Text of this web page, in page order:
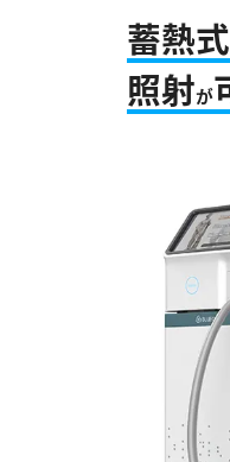
蓄熱式
照射が